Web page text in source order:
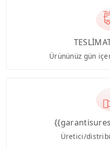
Ürününüz gün
Üretici/